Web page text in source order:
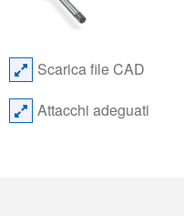
Scarica file CAD
Attacchi adeguati